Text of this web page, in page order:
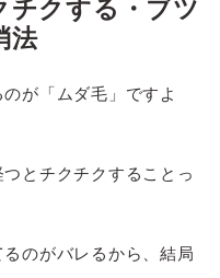
チクする・ブツ
法
が「ムダ毛」ですよ
とチクチクすることっ
のがバレるから、結局